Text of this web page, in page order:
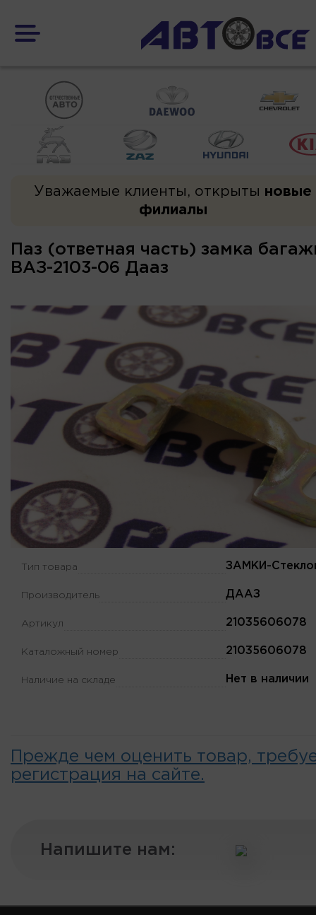
Уважаемые клиенты, открыты новые
филиалы
Паз (ответная часть) замка
ВАЗ-2103-06 Дааз
Тип товара ЗАМКИ-
Производитель ДААЗ
Артикул 21035606078
Каталожный номер 21035606078
Наличие на складе Нет в наличии
Прежде чем оценить товар,
регистрация на сайте.
Напишите нам: